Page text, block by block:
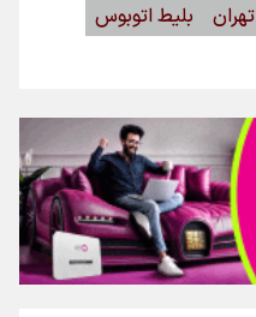
بلیط اتوبوس